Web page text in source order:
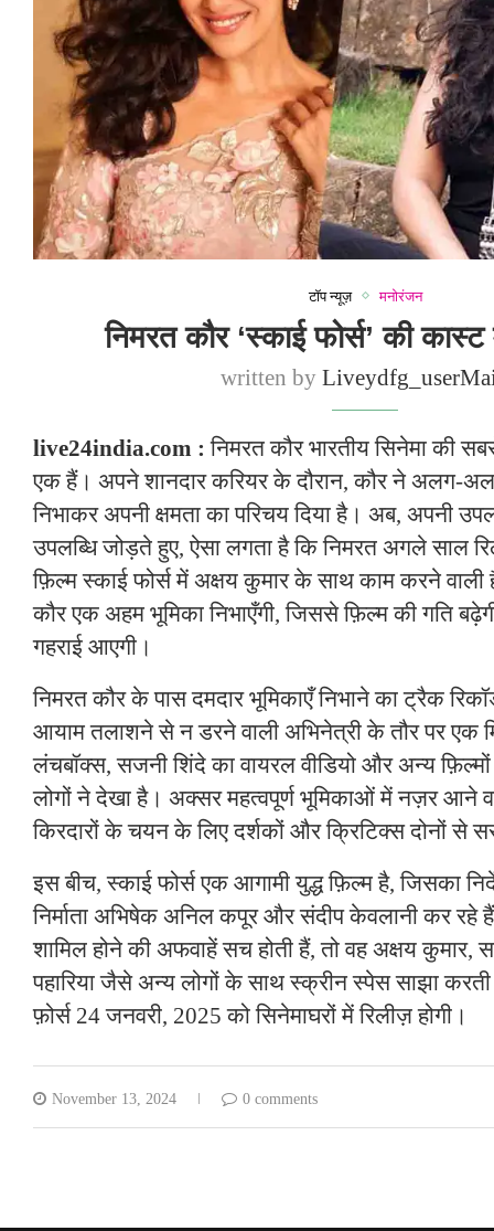
टॉप न्यूज़ मनोरंजन
निमरत कौर ‘स्काई फोर्स’ की
written by
live24india.com : निमरत कौर भारतीय सिनेमा की
एक हैं। अपने शानदार करियर के दौरान, कौर ने अलग-
निभाकर अपनी क्षमता का परिचय दिया है। अब, अपनी
उपलब्धि जोड़ते हुए, ऐसा लगता है कि निमरत अगले साल
फ़िल्म स्काई फोर्स में अक्षय कुमार के साथ काम करने
कौर एक अहम भूमिका निभाएँगी, जिससे फ़िल्म की गति
गहराई आएगी।
निमरत कौर के पास दमदार भूमिकाएँ निभाने का ट्रैक
आयाम तलाशने से न डरने वाली अभिनेत्री के तौर पर एक
लंचबॉक्स, सजनी शिंदे का वायरल वीडियो और अन्य
लोगों ने देखा है। अक्सर महत्वपूर्ण भूमिकाओं में नज़र आने
किरदारों के चयन के लिए दर्शकों और क्रिटिक्स दोनों से
इस बीच, स्काई फोर्स एक आगामी युद्ध फ़िल्म है, जिसका
निर्माता अभिषेक अनिल कपूर और संदीप केवलानी कर रहे
शामिल होने की अफवाहें सच होती हैं, तो वह अक्षय कुमार,
पहारिया जैसे अन्य लोगों के साथ स्क्रीन स्पेस साझा
फ़ोर्स 24 जनवरी, 2025 को सिनेमाघरों में रिलीज़ होगी।
November 13, 2024 0 comments